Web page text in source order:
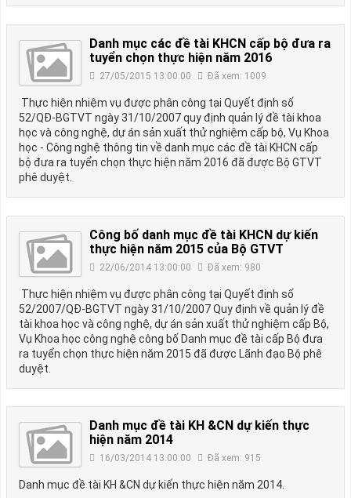
Danh mục các đề tài KHCN cấp bộ đưa ra
tuyển chọn thực hiện năm 2016
27/05/2015 13:00:00 Đã xem: 1009
Thực hiện nhiệm vụ được phân công tại Quyết định số
52/QĐ-BGTVT ngày 31/10/2007 quy định quản lý đề tài khoa
học và công nghệ, dự án sản xuất thử nghiệm cấp bộ, Vụ Khoa
học - Công nghệ thông tin về danh mục các đề tài KHCN cấp
bộ đưa ra tuyển chọn thực hiện năm 2016 đã được Bộ GTVT
phê duyệt.
Công bố danh mục đề tài KHCN dự kiến
thực hiện năm 2015 của Bộ GTVT
22/06/2014 13:00:00 Đã xem: 980
Thực hiện nhiệm vụ được phân công tại Quyết định số
52/2007/QĐ-BGTVT ngày 31/10/2007 Quy định về quản lý đề
tài khoa học và công nghệ, dự án sản xuất thử nghiệm cấp Bộ,
Vụ Khoa học công nghệ công bố Danh mục đề tài cấp Bộ đưa
ra tuyển chọn thực hiện năm 2015 đã được Lãnh đạo Bộ phê
duyệt.
Danh mục đề tài KH &CN dự kiến thực
hiện năm 2014
16/03/2014 13:00:00 Đã xem: 915
Danh mục đề tài KH &CN dự kiến thực hiện năm 2014.